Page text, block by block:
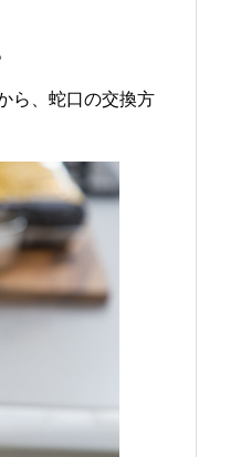
ら、蛇口の交換方